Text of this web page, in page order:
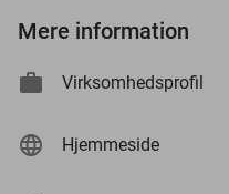
Mere information
Virksomhedsprofil
Hjemmeside